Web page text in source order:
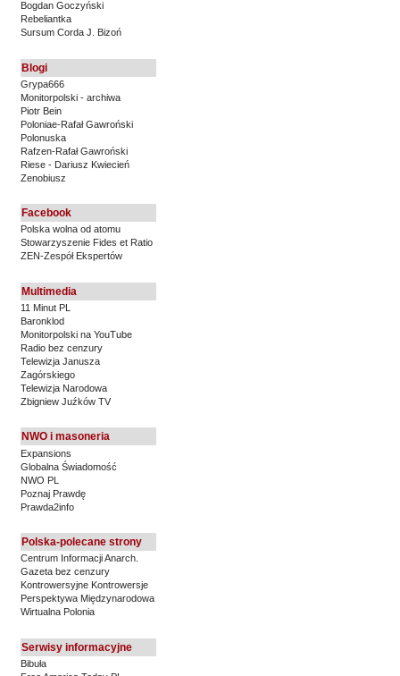
Bogdan Goczyński
Rebeliantka
Sursum Corda J. Bizoń
Blogi
Grypa666
Monitorpolski - archiwa
Piotr Bein
Poloniae-Rafał Gawroński
Polonuska
Rafzen-Rafał Gawroński
Riese - Dariusz Kwiecień
Zenobiusz
Facebook
Polska wolna od atomu
Stowarzyszenie Fides et Ratio
ZEN-Zespół Ekspertów
Multimedia
11 Minut PL
Baronklod
Monitorpolski na YouTube
Radio bez cenzury
Telewizja Janusza
Zagórskiego
Telewizja Narodowa
Zbigniew Juźków TV
NWO i masoneria
Expansions
Globalna Świadomość
NWO PL
Poznaj Prawdę
Prawda2info
Polska-polecane strony
Centrum Informacji Anarch.
Gazeta bez cenzury
Kontrowersyjne Kontrowersje
Perspektywa Międzynarodowa
Wirtualna Polonia
Serwisy informacyjne
Bibuła